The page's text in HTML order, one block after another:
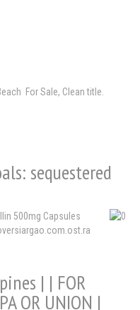
For Sale, Clean title.
sequestered
500mg Capsules
| | FOR
OR UNION |